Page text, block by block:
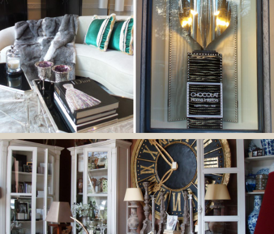
Objects
Shop online coming soon…
Curiositès
Shop online coming soon..